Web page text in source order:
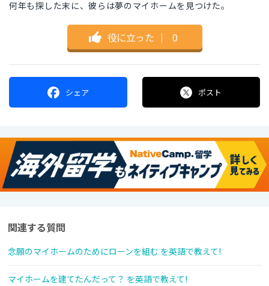
何年も探した末に、彼らは夢のマイホームを見つけた。
役に立った ｜ 0
シェア ポスト
関連する質問
念願のマイホームのためにローンを組む を英語で教えて!
マイホームを建てたんだって？ を英語で教えて!